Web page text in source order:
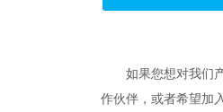
如果您想对我们产
作伙伴，或者希望加